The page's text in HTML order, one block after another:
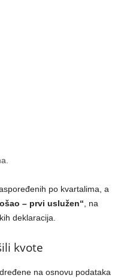
po kvartalima, a
– prvi uslužen“ , na
deklaracija.
kvote
na osnovu podataka